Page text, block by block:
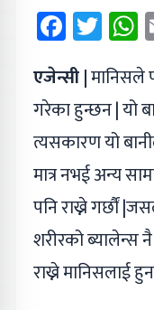
एजेन्सी |मानिसले
गरेका हुन्छन | यो
त्यसकारण यो
मात्र नभई अन्य
पनि राख्ने गर्छौं
शरीरको ब्यालेन्स
राख्ने मानिसलाई